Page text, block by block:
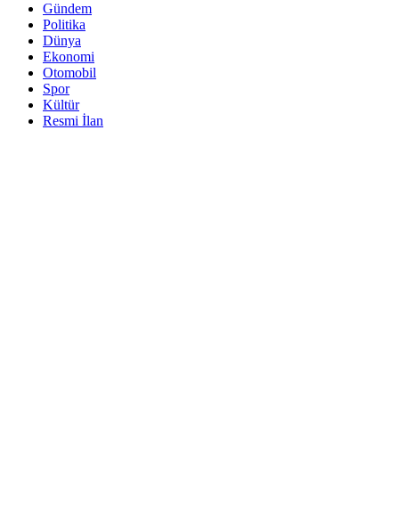
Gündem
Politika
Dünya
Ekonomi
Otomobil
Spor
Kültür
Resmi İlan